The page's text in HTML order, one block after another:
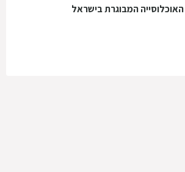
המבוגרת בישראל